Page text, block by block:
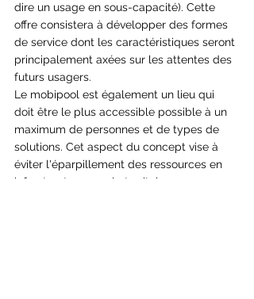
dire un usage en sous-capacité). Cette
offre consistera à développer des formes
de service dont les caractéristiques seront
principalement axées sur les attentes des
futurs usagers.
Le mobipool est également un lieu qui
doit être le plus accessible possible à un
maximum de personnes et de types de
solutions. Cet aspect du concept vise à
éviter l'éparpillement des ressources en
infrastructures sur le territoire.